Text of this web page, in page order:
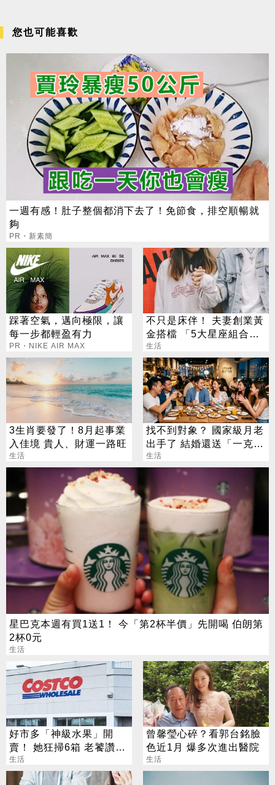
您也可能喜歡
一週有感！肚子整個都消下去了！免節食，排空順暢就
夠
PR・新素簡
踩著空氣，邁向極限，讓
每一步都輕盈有力
PR・NIKE AIR MAX
不只是床伴！ 夫妻創業黃
金搭檔 「5大星座組合」
最會賺
生活
3生肖要發了！8月起事業
入佳境 貴人、財運一路旺
生活
找不到對象？ 國家級月老
出手了 結婚還送「一克拉
鑽戒」
生活
星巴克本週有買1送1！ 今「第2杯半價」先開喝 伯朗第
2杯0元
生活
好市多「神級水果」開
賣！ 她狂掃6箱 老饕讚：
很甜還噴汁
生活
曾馨瑩心碎？看郭台銘臉
色近1月 爆多次進出醫院
生活